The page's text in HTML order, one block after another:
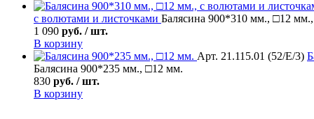
с волютами и листочками Балясина 900*310 мм., □12
1 090 руб. / шт.
В корзину
Арт. 21.115.01 (52/Е/3)
Балясина 900*235 мм., □12 мм.
830 руб. / шт.
В корзину